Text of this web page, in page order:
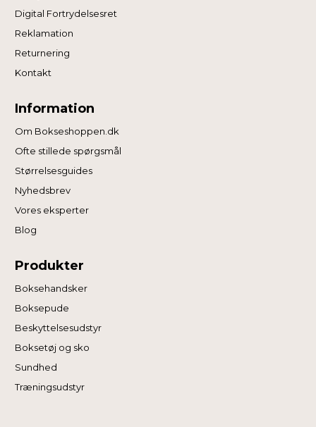
Digital Fortrydelsesret
Reklamation
Returnering
Kontakt
Information
Om Bokseshoppen.dk
Ofte stillede spørgsmål
Størrelsesguides
Nyhedsbrev
Vores eksperter
Blog
Produkter
Boksehandsker
Boksepude
Beskyttelsesudstyr
Boksetøj og sko
Sundhed
Træningsudstyr